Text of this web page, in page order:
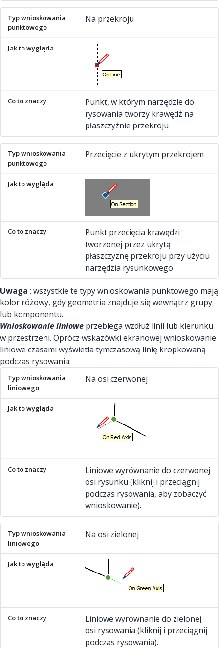
Na przekroju
Punkt, w którym narzędzie do
rysowania tworzy krawędź na
płaszczyźnie przekroju
Przecięcie z ukrytym przekrojem
Punkt przecięcia krawędzi
tworzonej przez ukrytą
płaszczyznę przekroju przy użyciu
narzędzia rysunkowego
Uwaga : wszystkie te typy wnioskowania punktowego mają
kolor różowy, gdy geometria znajduje się wewnątrz grupy
lub komponentu.
Wnioskowanie liniowe przebiega wzdłuż linii lub kierunku
w przestrzeni. Oprócz wskazówki ekranowej wnioskowanie
liniowe czasami wyświetla tymczasową linię kropkowaną
podczas rysowania:
Typ wnioskowania liniowego
Jak to wygląda
Na osi czerwonej
Liniowe wyrównanie do czerwonej
osi rysunku (kliknij i przeciągnij
podczas rysowania, aby zobaczyć
wnioskowanie).
Na osi zielonej
Liniowe wyrównanie do zielonej
osi rysowania (kliknij i przeciągnij
podczas rysowania).